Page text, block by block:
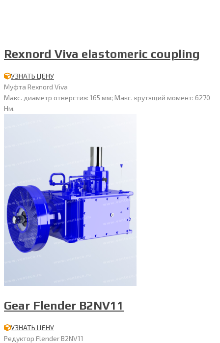
Rexnord Viva elastomeric coupling
УЗНАТЬ ЦЕНУ
Муфта Rexnord Viva
Макс. диаметр отверстия: 165 мм; Макс. крутящий момент: 6270
Нм.
Gear Flender B2NV11
УЗНАТЬ ЦЕНУ
Редуктор Flender B2NV11